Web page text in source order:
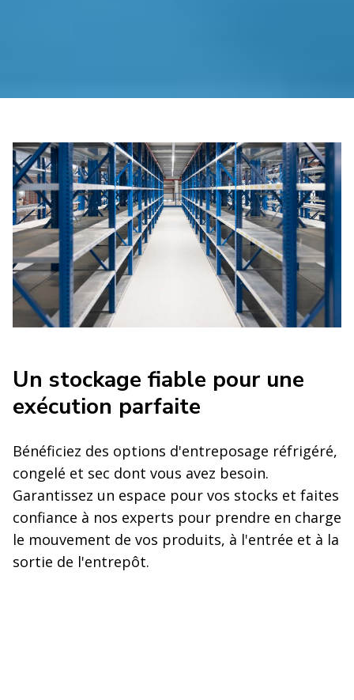
Un stockage fiable pour une
exécution parfaite
Bénéficiez des options d'entreposage réfrigéré,
congelé et sec dont vous avez besoin.
Garantissez un espace pour vos stocks et faites
confiance à nos experts pour prendre en charge
le mouvement de vos produits, à l'entrée et à la
sortie de l'entrepôt.